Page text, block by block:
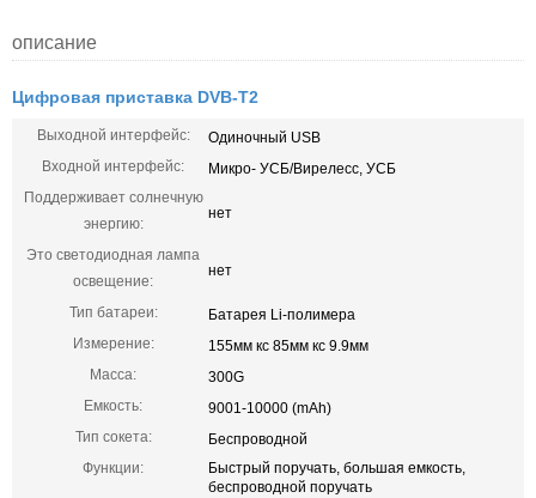
описание
Цифровая приставка DVB-T2
Выходной интерфейс:
Одиночный USB
Входной интерфейс:
Микро- УСБ/Вирелесс, УСБ
Поддерживает солнечную
энергию:
нет
Это светодиодная лампа
освещение:
нет
Тип батареи:
Батарея Li-полимера
Измерение:
155мм кс 85мм кс 9.9мм
Масса:
300G
Емкость:
9001-10000 (mAh)
Тип сокета:
Беспроводной
Функции:
Быстрый поручать, большая емкость,
беспроводной поручать